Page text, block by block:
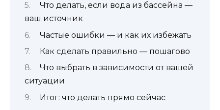
Что делать, если вода из бассейна —
ваш источник
Частые ошибки — и как их избежать
Как сделать правильно — пошагово
Что выбрать в зависимости от вашей
ситуации
Итог: что делать прямо сейчас